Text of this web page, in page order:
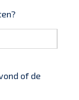
of de